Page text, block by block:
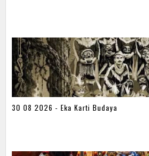
30 08 2026 - Eka Karti Budaya